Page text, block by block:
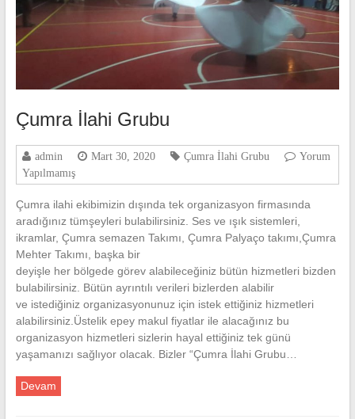
Çumra İlahi Grubu
admin Mart 30, 2020 Çumra İlahi Grubu
Yorum
Yapılmamış
Çumra ilahi ekibimizin dışında tek organizasyon firmasında
aradığınız tümşeyleri bulabilirsiniz. Ses ve ışık sistemleri,
ikramlar, Çumra semazen Takımı, Çumra Palyaço takımı,Çumra
Mehter Takımı, başka bir
deyişle her bölgede görev alabileceğiniz bütün hizmetleri bizden
bulabilirsiniz. Bütün ayrıntılı verileri bizlerden alabilir
ve istediğiniz organizasyonunuz için istek ettiğiniz hizmetleri
alabilirsiniz.Üstelik epey makul fiyatlar ile alacağınız bu
organizasyon hizmetleri sizlerin hayal ettiğiniz tek günü
yaşamanızı sağlıyor olacak. Bizler “Çumra İlahi Grubu…
Devam